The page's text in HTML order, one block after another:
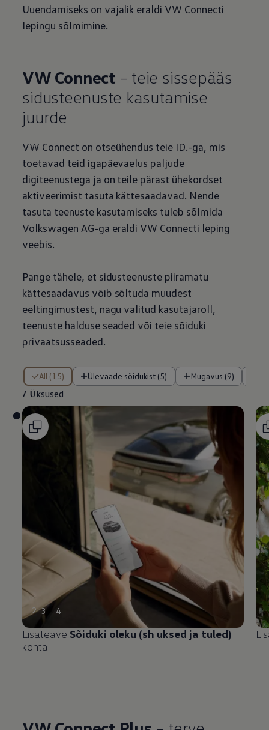
Uuendamiseks on vajalik eraldi VW Connecti
lepingu sõlmimine.
VW Connect – teie sissepääs
sidusteenuste kasutamise
juurde
VW Connect on otseühendus teie ID.-ga, mis
toetavad teid igapäevaelus paljude
digiteenustega ja on teile pärast ühekordset
aktiveerimist tasuta kättesaadavad. Nende
tasuta teenuste kasutamiseks tuleb sõlmida
Volkswagen AG-ga eraldi VW Connecti leping
veebis.
Pange tähele, et sidusteenuste piiramatu
kättesaadavus võib sõltuda muudest
eeltingimustest, nagu valitud kasutajaroll,
teenuste halduse seaded või teie sõiduki
privaatsusseaded.
All (15) Ülevaade sõidukist (5) Mugavus (9)
/ Üksused
/ Üksused
2 3 4
Lisateave Sõiduki oleku (sh uksed ja tuled)
kohta